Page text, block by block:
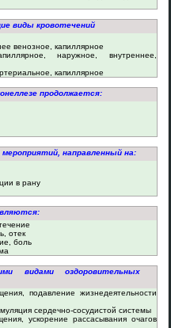
виды кровотечений
венозное, капиллярное
наружное, внутреннее,
капиллярное
продолжается:
направленный на:
в рану
отек
боль
видами оздоровительных
подавление жизнедеятельности
сердечно-сосудистой системы
ускорение рассасывания очагов